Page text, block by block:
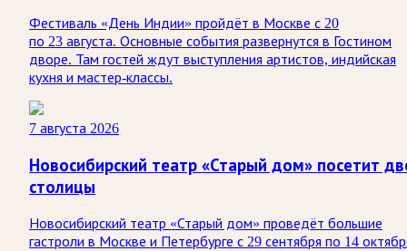
Фестиваль «День Индии» пройдёт в Москве с 20
по 23 августа. Основные события развернутся в Гостином
дворе. Там гостей ждут выступления артистов, индийская
кухня и мастер-классы.
7 августа 2026
Новосибирский театр «Старый дом» посетит
столицы
Новосибирский театр «Старый дом» проведёт большие
гастроли в Москве и Петербурге с 29 сентября по 14